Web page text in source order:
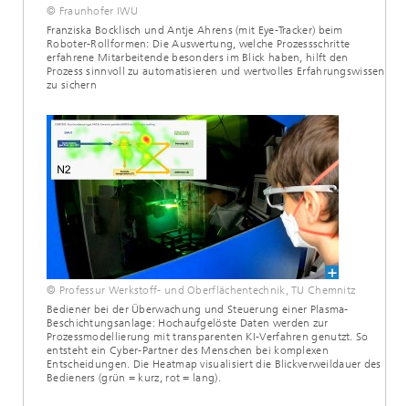
© Fraunhofer IWU
Franziska Bocklisch und Antje Ahrens (mit Eye-Tracker) beim
Roboter-Rollformen: Die Auswertung, welche Prozessschritte
erfahrene Mitarbeitende besonders im Blick haben, hilft den
Prozess sinnvoll zu automatisieren und wertvolles Erfahrungswissen
zu sichern
© Professur Werkstoff- und Oberflächentechnik, TU Chemnitz
Bediener bei der Überwachung und Steuerung einer Plasma-
Beschichtungsanlage: Hochaufgelöste Daten werden zur
Prozessmodellierung mit transparenten KI-Verfahren genutzt. So
entsteht ein Cyber-Partner des Menschen bei komplexen
Entscheidungen. Die Heatmap visualisiert die Blickverweildauer des
Bedieners (grün = kurz, rot = lang).